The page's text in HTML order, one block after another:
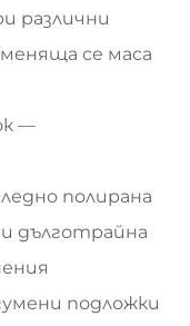
различни
се маса
—
полирана
дълготрайна
подложки